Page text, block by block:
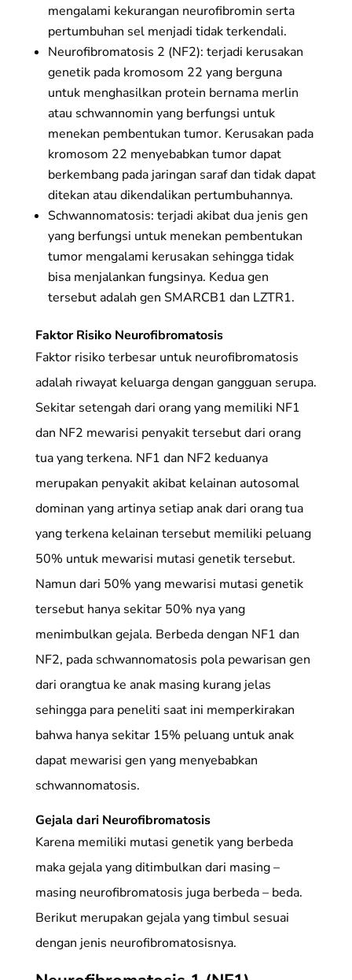
mengalami kekurangan neurofibromin serta
pertumbuhan sel menjadi tidak terkendali.
Neurofibromatosis 2 (NF2): terjadi kerusakan
genetik pada kromosom 22 yang berguna
untuk menghasilkan protein bernama merlin
atau schwannomin yang berfungsi untuk
menekan pembentukan tumor. Kerusakan pada
kromosom 22 menyebabkan tumor dapat
berkembang pada jaringan saraf dan tidak dapat
ditekan atau dikendalikan pertumbuhannya.
Schwannomatosis: terjadi akibat dua jenis gen
yang berfungsi untuk menekan pembentukan
tumor mengalami kerusakan sehingga tidak
bisa menjalankan fungsinya. Kedua gen
tersebut adalah gen SMARCB1 dan LZTR1.
Faktor Risiko Neurofibromatosis
Faktor risiko terbesar untuk neurofibromatosis
adalah riwayat keluarga dengan gangguan serupa.
Sekitar setengah dari orang yang memiliki NF1
dan NF2 mewarisi penyakit tersebut dari orang
tua yang terkena. NF1 dan NF2 keduanya
merupakan penyakit akibat kelainan autosomal
dominan yang artinya setiap anak dari orang tua
yang terkena kelainan tersebut memiliki peluang
50% untuk mewarisi mutasi genetik tersebut.
Namun dari 50% yang mewarisi mutasi genetik
tersebut hanya sekitar 50% nya yang
menimbulkan gejala. Berbeda dengan NF1 dan
NF2, pada schwannomatosis pola pewarisan gen
dari orangtua ke anak masing kurang jelas
sehingga para peneliti saat ini memperkirakan
bahwa hanya sekitar 15% peluang untuk anak
dapat mewarisi gen yang menyebabkan
schwannomatosis.
Gejala dari Neurofibromatosis
Karena memiliki mutasi genetik yang berbeda
maka gejala yang ditimbulkan dari masing –
masing neurofibromatosis juga berbeda – beda.
Berikut merupakan gejala yang timbul sesuai
dengan jenis neurofibromatosisnya.